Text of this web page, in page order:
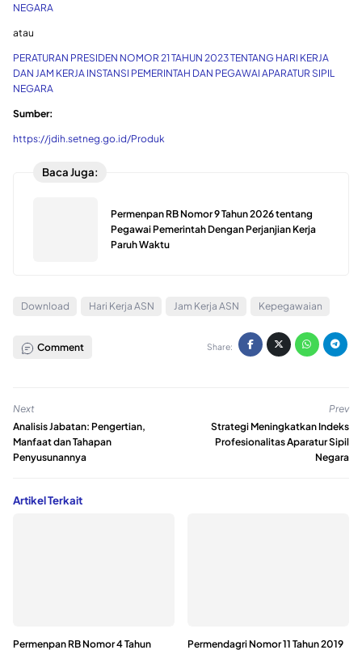
NEGARA
atau
PERATURAN PRESIDEN NOMOR 21 TAHUN 2023 TENTANG HARI KERJA
DAN JAM KERJA INSTANSI PEMERINTAH DAN PEGAWAI APARATUR SIPIL
NEGARA
Sumber:
https://jdih.setneg.go.id/Produk
Baca Juga:
Permenpan RB Nomor 9 Tahun 2026 tentang
Pegawai Pemerintah Dengan Perjanjian Kerja
Paruh Waktu
Download Hari Kerja ASN Jam Kerja ASN Kepegawaian
Comment Share:
Next
Analisis Jabatan: Pengertian,
Manfaat dan Tahapan
Penyusunannya
Prev
Strategi Meningkatkan Indeks
Profesionalitas Aparatur Sipil
Negara
Artikel Terkait
Permenpan RB Nomor 4 Tahun Permendagri Nomor 11 Tahun 2019